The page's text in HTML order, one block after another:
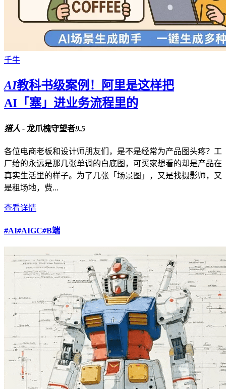
千牛
AI教科书级案例！阿里是这样把
AI「塞」进业务流程里的
猎人 - 龙爪槐守望者9.5
各位电商老板和设计师朋友们，是不是经常为产品图头疼？工
厂给的永远是那几张单调的白底图，可买家想看的却是产品在
真实生活里的样子。为了几张「场景图」，又是找摄影师，又
是租场地，费...
查看详情
#AI#AIGC#B端